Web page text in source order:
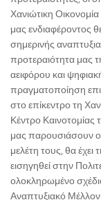
Χανιώτικη
μας ενδιαφέροντος
σημερινής
προτεραιότητα μας
αειφόρου και
πραγματοποίηση
στο επίκεντρο τη
Κέντρο
μας παρουσιάσουν
μελέτη τους, θα έχει
εισηγηθεί στην
ολοκληρωμένο
Αναπτυξιακό